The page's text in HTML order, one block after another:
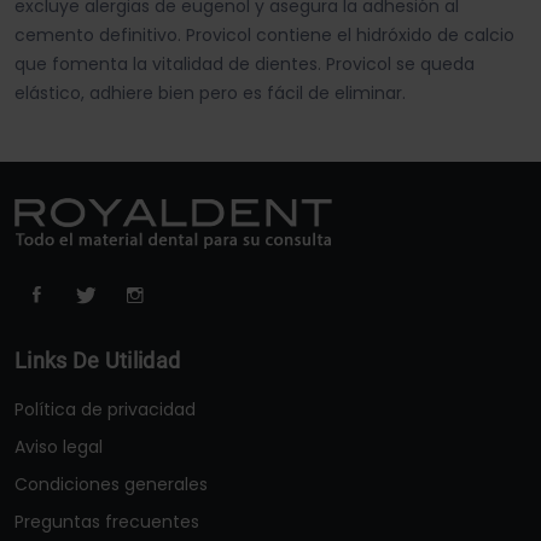
excluye alergias de eugenol y asegura la adhesión al
cemento definitivo. Provicol contiene el hidróxido de calcio
que fomenta la vitalidad de dientes. Provicol se queda
elástico, adhiere bien pero es fácil de eliminar.
Links De Utilidad
Política de privacidad
Aviso legal
Condiciones generales
Preguntas frecuentes